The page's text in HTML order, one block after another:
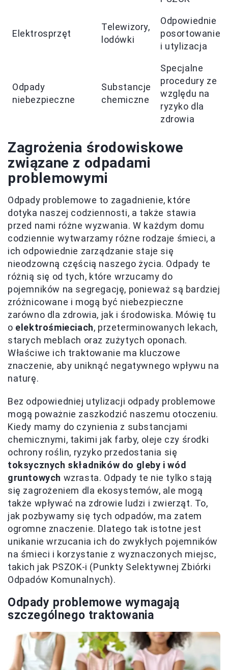
Elektrosprzęt
Telewizory,
lodówki
Odpowiednie
posortowanie
i utylizacja
Odpady
niebezpieczne
Substancje
chemiczne
Specjalne
procedury ze
względu na
ryzyko dla
zdrowia
Zagrożenia środowiskowe
związane z odpadami
problemowymi
Odpady problemowe to zagadnienie, które
dotyka naszej codziennosti, a także stawia
przed nami różne wyzwania. W każdym domu
codziennie wytwarzamy różne rodzaje śmieci, a
ich odpowiednie zarządzanie staje się
nieodzowną częścią naszego życia. Odpady te
różnią się od tych, które wrzucamy do
pojemników na segregację, ponieważ są bardziej
zróżnicowane i mogą być niebezpieczne
zarówno dla zdrowia, jak i środowiska. Mówię tu
o elektrośmieciach, przeterminowanych lekach,
starych meblach oraz zużytych oponach.
Właściwe ich traktowanie ma kluczowe
znaczenie, aby uniknąć negatywnego wpływu na
naturę.
Bez odpowiedniej utylizacji odpady problemowe
mogą poważnie zaszkodzić naszemu otoczeniu.
Kiedy mamy do czynienia z substancjami
chemicznymi, takimi jak farby, oleje czy środki
ochrony roślin, ryzyko przedostania się
toksycznych składników do gleby i wód
gruntowych wzrasta. Odpady te nie tylko stają
się zagrożeniem dla ekosystemów, ale mogą
także wpływać na zdrowie ludzi i zwierząt. To,
jak pozbywamy się tych odpadów, ma zatem
ogromne znaczenie. Dlatego tak istotne jest
unikanie wrzucania ich do zwykłych pojemników
na śmieci i korzystanie z wyznaczonych miejsc,
takich jak PSZOK-i (Punkty Selektywnej Zbiórki
Odpadów Komunalnych).
Odpady problemowe wymagają
szczególnego traktowania